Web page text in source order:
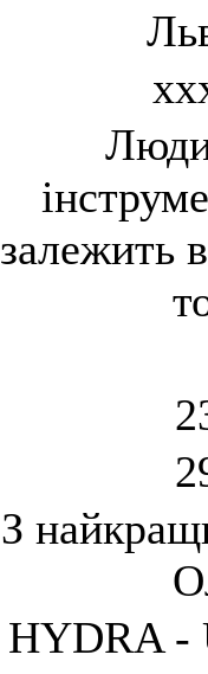
залежить
З
HYDRA -